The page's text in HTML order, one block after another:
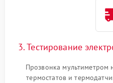
3. Тестирование
Прозвонка мультиметром
термостатов и